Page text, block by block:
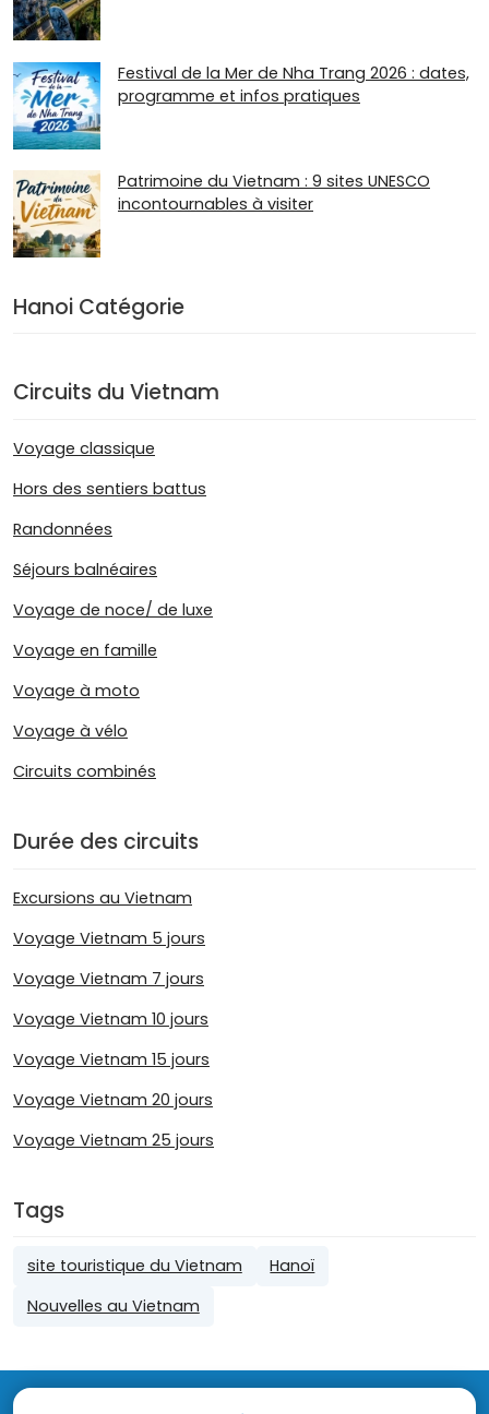
Festival de la Mer de Nha Trang 2026 : dates,
programme et infos pratiques
Patrimoine du Vietnam : 9 sites UNESCO
incontournables à visiter
Hanoi Catégorie
Circuits du Vietnam
Voyage classique
Hors des sentiers battus
Randonnées
Séjours balnéaires
Voyage de noce/ de luxe
Voyage en famille
Voyage à moto
Voyage à vélo
Circuits combinés
Durée des circuits
Excursions au Vietnam
Voyage Vietnam 5 jours
Voyage Vietnam 7 jours
Voyage Vietnam 10 jours
Voyage Vietnam 15 jours
Voyage Vietnam 20 jours
Voyage Vietnam 25 jours
Tags
site touristique du Vietnam
Hanoï
Nouvelles au Vietnam